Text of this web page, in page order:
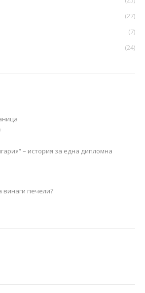
(27)
(7)
(24)
– история за една дипломна
печели?